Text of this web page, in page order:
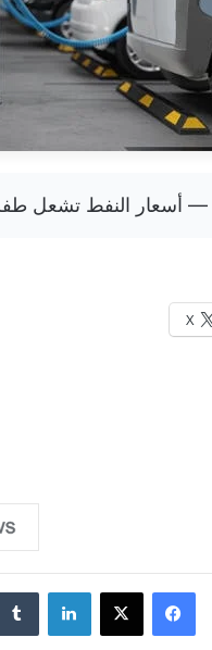
X
فيسبوك ‫X لينكدإن